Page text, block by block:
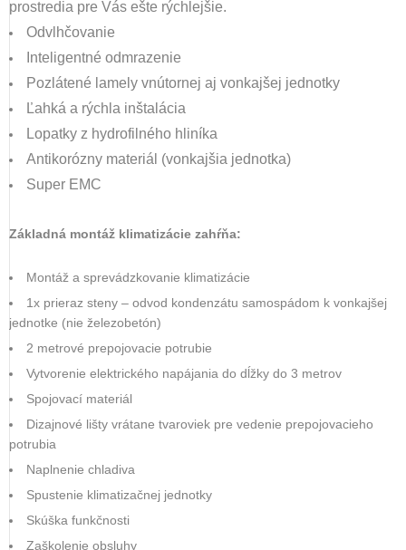
prostredia pre Vás ešte rýchlejšie.
Odvlhčovanie
Inteligentné odmrazenie
Pozlátené lamely vnútornej aj vonkajšej jednotky
Ľahká a rýchla inštalácia
Lopatky z hydrofilného hliníka
Antikorózny materiál (vonkajšia jednotka)
Super EMC
Základná montáž klimatizácie zahŕňa:
Montáž a sprevádzkovanie klimatizácie
1x prieraz steny – odvod kondenzátu samospádom k vonkajšej
jednotke (nie železobetón)
2 metrové prepojovacie potrubie
Vytvorenie elektrického napájania do dĺžky do 3 metrov
Spojovací materiál
Dizajnové lišty vrátane tvaroviek pre vedenie prepojovacieho
potrubia
Naplnenie chladiva
Spustenie klimatizačnej jednotky
Skúška funkčnosti
Zaškolenie obsluhy